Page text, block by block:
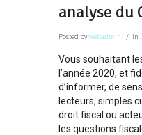
analyse du
Posted bywebadmin in
Vous souhaitant
l’année 2020, et
d’informer, de
lecteurs, simples
droit fiscal ou
les questions